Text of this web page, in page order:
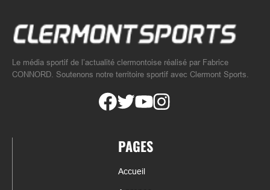
Le média sportif de l’actualité clermontoise réalisé par Fabrice
CONNORD. Soutenons notre territoire sportif avec Clermont Sports.
PAGES
Accueil